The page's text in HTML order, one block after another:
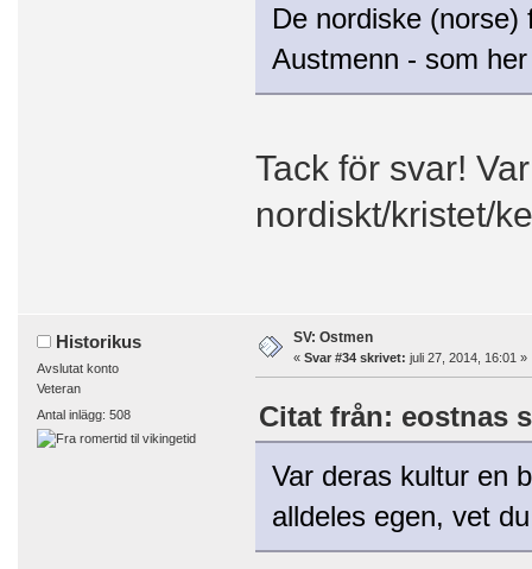
De nordiske
Austmenn - som
Tack för svar!
nordiskt/kristet/
Historikus
Avslutat konto
Veteran
Antal inlägg: 508
SV: Ostmen
« Svar #34 skrivet: juli 27, 2014, 16:01 »
Citat från: eostnas
Var deras kultur en
alldeles egen, vet